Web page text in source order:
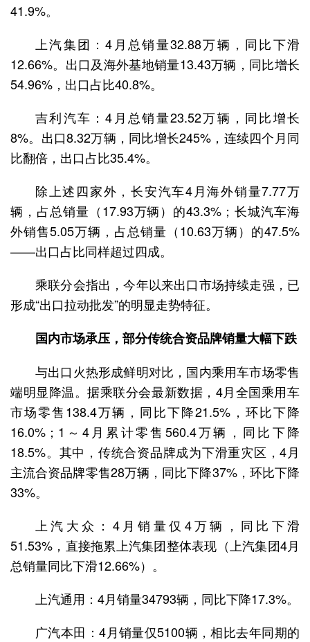
41.9%。
上汽集团：4月总销量32.88万辆，同比下滑
12.66%。出口及海外基地销量13.43万辆，同比增长
54.96%，出口占比40.8%。
吉利汽车：4月总销量23.52万辆，同比增长
8%。出口8.32万辆，同比增长245%，连续四个月同
比翻倍，出口占比35.4%。
除上述四家外，长安汽车4月海外销量7.77万
辆，占总销量（17.93万辆）的43.3%；长城汽车海
外销售5.05万辆，占总销量（10.63万辆）的47.5%
——出口占比同样超过四成。
乘联分会指出，今年以来出口市场持续走强，已
形成“出口拉动批发”的明显走势特征。
国内市场承压，部分传统合资品牌销量大幅下跌
与出口火热形成鲜明对比，国内乘用车市场零售
端明显降温。据乘联分会最新数据，4月全国乘用车
市场零售138.4万辆，同比下降21.5%，环比下降
16.0%；1～4月累计零售560.4万辆，同比下降
18.5%。其中，传统合资品牌成为下滑重灾区，4月
主流合资品牌零售28万辆，同比下降37%，环比下降
33%。
上汽大众：4月销量仅4万辆，同比下滑
51.53%，直接拖累上汽集团整体表现（上汽集团4月
总销量同比下滑12.66%）。
上汽通用：4月销量34793辆，同比下降17.3%。
广汽本田：4月销量仅5100辆，相比去年同期的